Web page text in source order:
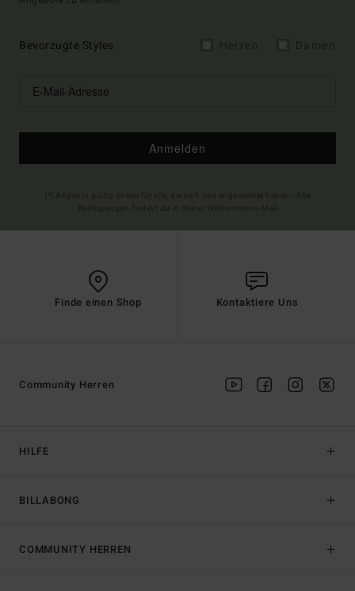
Bevorzugte Styles
Anmelden
Finde einen Shop Kontaktiere Uns
HILFE
BILLABONG
Community Herren
COMMUNITY HERREN